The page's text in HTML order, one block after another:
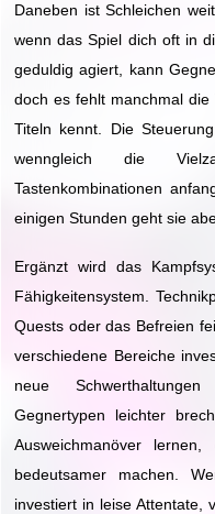
Daneben ist Schleichen
wenn das Spiel dich oft in
geduldig agiert, kann
doch es fehlt manchmal
Titeln kennt. Die
wenngleich die
Tastenkombinationen
einigen Stunden geht sie
Ergänzt wird das
Fähigkeitensystem.
Quests oder das Befreien
verschiedene Bereiche
neue
Gegnertypen leichter
Ausweichmanöver
bedeutsamer machen.
investiert in leise Attentate,